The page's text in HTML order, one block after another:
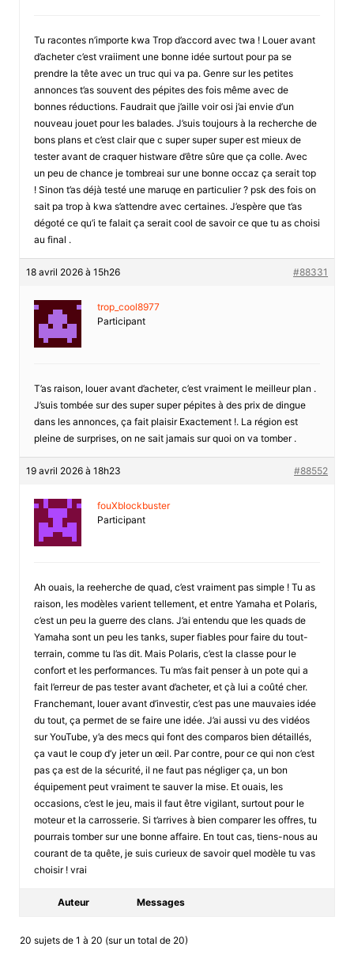
Tu racontes n’importe kwa Trop d’accord avec twa ! Louer avant
d’acheter c’est vraiiment une bonne idée surtout pour pa se
prendre la tête avec un truc qui va pa. Genre sur les petites
annonces t’as souvent des pépites des fois même avec de
bonnes réductions. Faudrait que j’aille voir osi j’ai envie d’un
nouveau jouet pour les balades. J’suis toujours à la recherche de
bons plans et c’est clair que c super super super est mieux de
tester avant de craquer histware d’être sûre que ça colle. Avec
un peu de chance je tombreai sur une bonne occaz ça serait top
! Sinon t’as déjà testé une maruqe en particulier ? psk des fois on
sait pa trop à kwa s’attendre avec certaines. J’espère que t’as
dégoté ce qu’i te falait ça serait cool de savoir ce que tu as choisi
au final .
18 avril 2026 à 15h26 #88331
trop_cool8977
Participant
T’as raison, louer avant d’acheter, c’est vraiment le meilleur plan .
J’suis tombée sur des super super pépites à des prix de dingue
dans les annonces, ça fait plaisir Exactement !. La région est
pleine de surprises, on ne sait jamais sur quoi on va tomber .
19 avril 2026 à 18h23 #88552
fouXblockbuster
Participant
Ah ouais, la reeherche de quad, c’est vraiment pas simple ! Tu as
raison, les modèles varient tellement, et entre Yamaha et Polaris,
c’est un peu la guerre des clans. J’ai entendu que les quads de
Yamaha sont un peu les tanks, super fiables pour faire du tout-
terrain, comme tu l’as dit. Mais Polaris, c’est la classe pour le
confort et les performances. Tu m’as fait penser à un pote qui a
fait l’erreur de pas tester avant d’acheter, et çà lui a coûté cher.
Franchemant, louer avant d’investir, c’est pas une mauvaies idée
du tout, ça permet de se faire une idée. J’ai aussi vu des vidéos
sur YouTube, y’a des mecs qui font des comparos bien détaillés,
ça vaut le coup d’y jeter un œil. Par contre, pour ce qui non c’est
pas ça est de la sécurité, il ne faut pas négliger ça, un bon
équipement peut vraiment te sauver la mise. Et ouais, les
occasions, c’est le jeu, mais il faut être vigilant, surtout pour le
moteur et la carrosserie. Si t’arrives à bien comparer les offres, tu
pourrais tomber sur une bonne affaire. En tout cas, tiens-nous au
courant de ta quête, je suis curieux de savoir quel modèle tu vas
choisir ! vrai
Auteur Messages
20 sujets de 1 à 20 (sur un total de 20)